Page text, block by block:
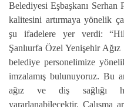
Belediyesi Eşbaşkanı Serhan
kalitesini artırmaya yönelik
şu ifadelere yer verdi:
Şanlıurfa Özel Yenişehir
belediye personelimize
imzalamış bulunuyoruz. Bu
ağız ve diş sağlığı
yararlanabilecektir. Çalışma